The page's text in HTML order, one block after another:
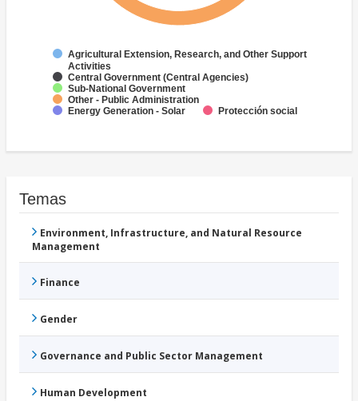
Agricultural Extension, Research, and Other Support
Activities
Central Government (Central Agencies)
Sub-National Government
Other - Public Administration
Energy Generation - Solar
Protección social
Temas
Environment, Infrastructure, and Natural Resource
Management
Finance
Gender
Governance and Public Sector Management
Human Development